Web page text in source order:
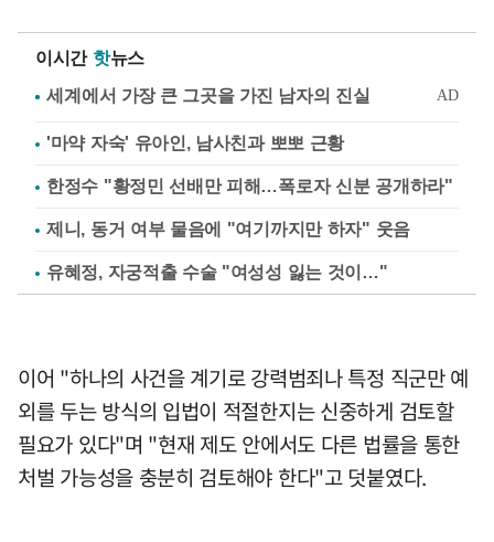
이시간 핫뉴스
'마약 자숙' 유아인, 남사친과 뽀뽀 근황
한정수 "황정민 선배만 피해…폭로자 신분 공개하라"
제니, 동거 여부 물음에 "여기까지만 하자" 웃음
유혜정, 자궁적출 수술 "여성성 잃는 것이…"
이어 "하나의 사건을 계기로 강력범죄나 특정 직군만 예
외를 두는 방식의 입법이 적절한지는 신중하게 검토할
필요가 있다"며 "현재 제도 안에서도 다른 법률을 통한
처벌 가능성을 충분히 검토해야 한다"고 덧붙였다.